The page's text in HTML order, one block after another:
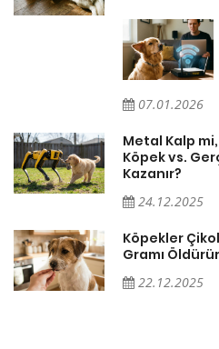
07.01.2026
Metal Kalp
Köpek vs.
Kazanır?
24.12.2025
Köpekler
Gramı
22.12.2025